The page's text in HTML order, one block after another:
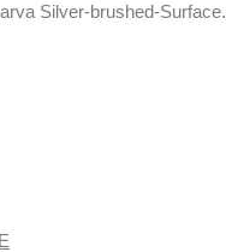
Silver-brushed-Surface.